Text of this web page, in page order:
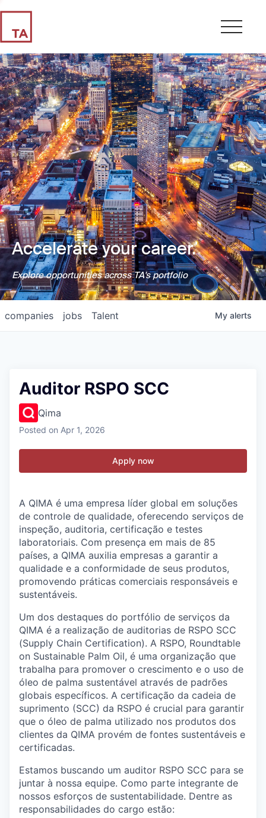
Accelerate your career.
Explore opportunities across TA's portfolio
jobs
companies Talent My alerts
Auditor RSPO SCC
Qima
Posted on Apr 1, 2026
Apply now
A QIMA é uma empresa líder global em soluções
de controle de qualidade, oferecendo serviços de
inspeção, auditoria, certificação e testes
laboratoriais. Com presença em mais de 85
países, a QIMA auxilia empresas a garantir a
qualidade e a conformidade de seus produtos,
promovendo práticas comerciais responsáveis e
sustentáveis.
Um dos destaques do portfólio de serviços da
QIMA é a realização de auditorias de RSPO SCC
(Supply Chain Certification). A RSPO, Roundtable
on Sustainable Palm Oil, é uma organização que
trabalha para promover o crescimento e o uso de
óleo de palma sustentável através de padrões
globais específicos. A certificação da cadeia de
suprimento (SCC) da RSPO é crucial para garantir
que o óleo de palma utilizado nos produtos dos
clientes da QIMA provém de fontes sustentáveis e
certificadas.
Estamos buscando um auditor RSPO SCC para se
juntar à nossa equipe. Como parte integrante de
nossos esforços de sustentabilidade. Dentre as
responsabilidades do cargo estão: